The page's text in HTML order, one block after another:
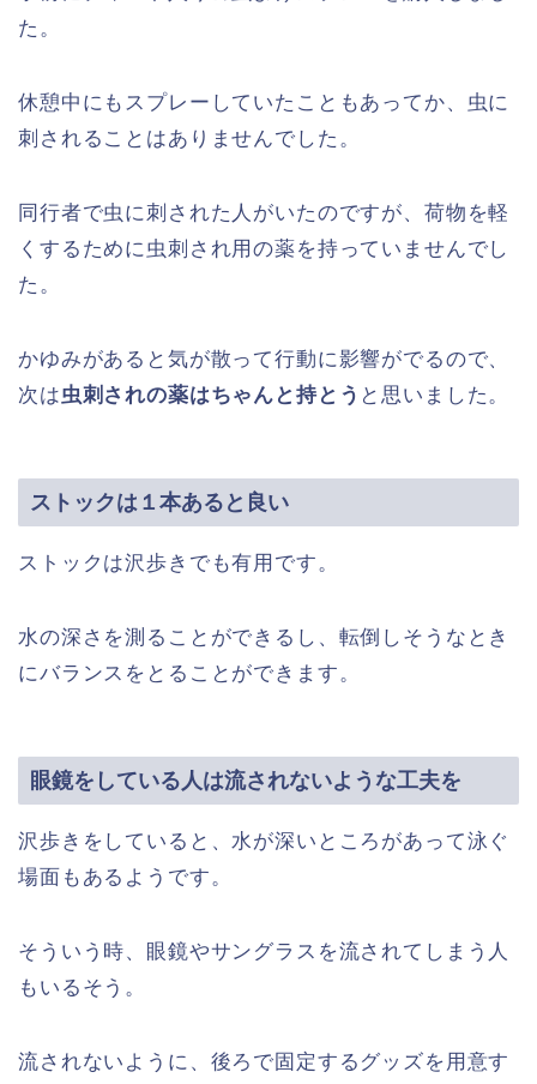
た。
休憩中にもスプレーしていたこともあってか、虫に
刺されることはありませんでした。
同行者で虫に刺された人がいたのですが、荷物を軽
くするために虫刺され用の薬を持っていませんでし
た。
かゆみがあると気が散って行動に影響がでるので、
次は虫刺されの薬はちゃんと持とう と思いました。
ストックは１本あると良い
ストックは沢歩きでも有用です。
水の深さを測ることができるし、転倒しそうなとき
にバランスをとることができます。
眼鏡をしている人は流されないような工夫を
沢歩きをしていると、水が深いところがあって泳ぐ
場面もあるようです。
そういう時、眼鏡やサングラスを流されてしまう人
もいるそう。
流されないように、後ろで固定するグッズを用意す